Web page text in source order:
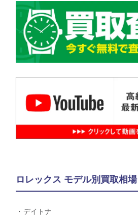
ロレックス モデル別買取相場
デイトナ